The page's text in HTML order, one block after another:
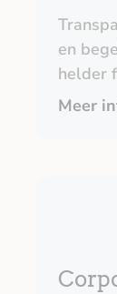
en
helder
Meer